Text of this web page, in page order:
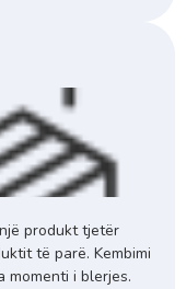
produkt tjetër
të parë. Kembimi
momenti i blerjes.